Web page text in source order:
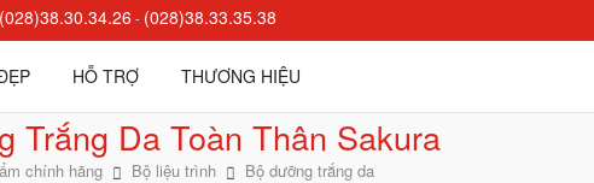
(028)38.30.34.26 - (028)38.33.35.38
HỖ TRỢ THƯƠNG HIỆU
Trắng Da Toàn Thân Sakura
chính hãng Bộ liệu trình Bộ dưỡng trắng da